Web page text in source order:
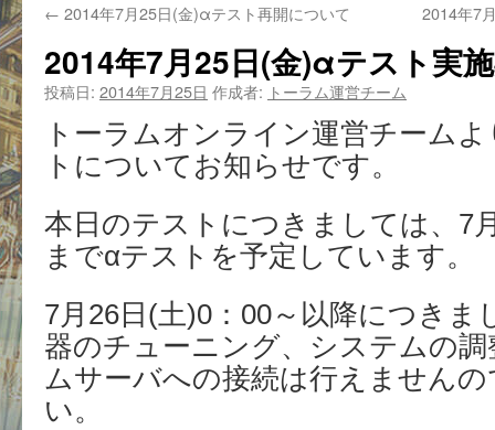
← 2014年7月25日(金)αテスト再開について 2014年7
2014年7月25日(金)αテスト実
投稿日: 2014年7月25日 作成者: トーラム運営チーム
トーラムオンライン運営チーム
トについてお知らせです。
本日のテストにつきましては、7
までαテストを予定しています。
7月26日(土)0：00～以降につきま
器のチューニング、システムの
ムサーバへの接続は行えません
い。